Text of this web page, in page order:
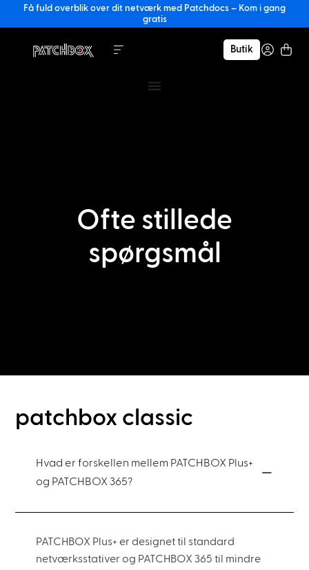
Få fuld overblik over dit netværk med Patchdocs – Kom i gang
gratis
Butik
Ofte stillede
spørgsmål
patchbox classic
Hvad er forskellen mellem PATCHBOX Plus+
og PATCHBOX 365?
PATCHBOX Plus+ er designet til standard
netværksstativer og PATCHBOX 365 til mindre